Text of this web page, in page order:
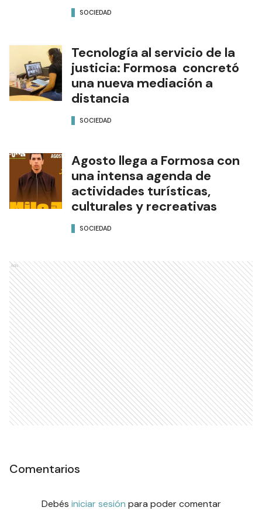
SOCIEDAD
Tecnología al servicio de la
justicia: Formosa concretó
una nueva mediación a
distancia
SOCIEDAD
Agosto llega a Formosa con
una intensa agenda de
actividades turísticas,
culturales y recreativas
SOCIEDAD
Ads
Comentarios
Debés iniciar sesión para poder comentar